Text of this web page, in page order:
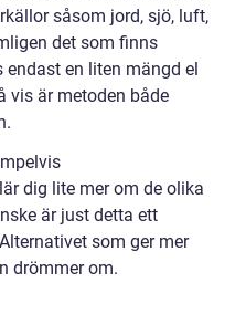
såsom jord, sjö, luft,
det som finns
en liten mängd el
vis är metoden både
dig lite mer om de olika
är just detta ett
som ger mer
drömmer om.